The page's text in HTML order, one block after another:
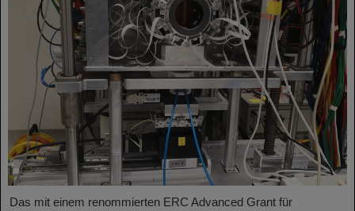
Das mit einem renommierten ERC Advanced Grant für